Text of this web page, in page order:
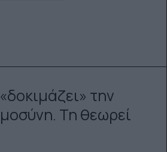
την
Τη θεωρεί